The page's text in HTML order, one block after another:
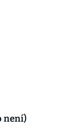
není)